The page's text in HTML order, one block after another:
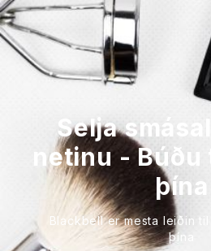
Selja
netinu - Búðu
þína
Blackbell er mesta leiðin til
þína